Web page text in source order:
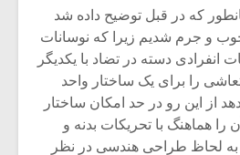
که در قبل توضیح داده شد
چوب و جرم شدیم زیرا که نوسانات
انفرادی دسته در تضاد با یکدیگر
را برای یک ساختار واحد
از این رو در حد امکان ساختار
هماهنگ با تحریکات بدنه و
لحاظ طراحی هندسی در نظرروژا